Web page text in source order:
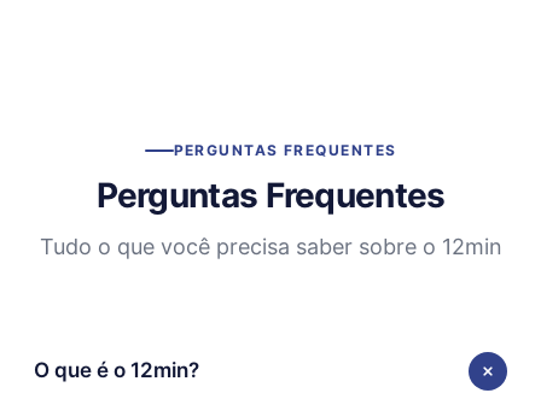
PERGUNTAS FREQUENTES
Perguntas Frequentes
Tudo o que você precisa saber sobre o 12min
O que é o 12min?